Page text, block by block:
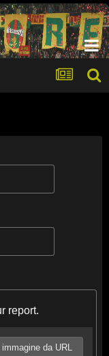
report.
immagine da URL